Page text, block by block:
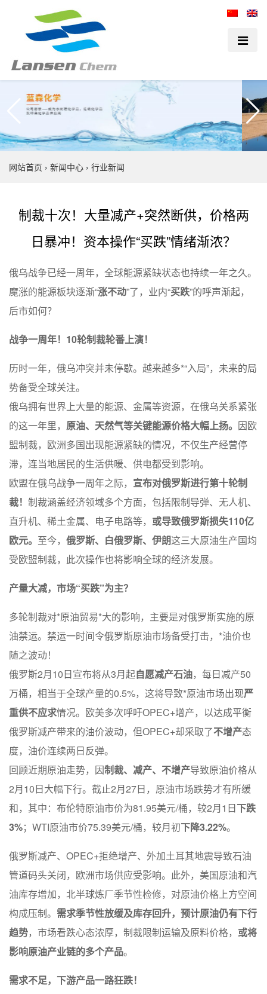
网站首页 › 新闻中心 › 行业新闻
制裁十次！大量减产+突然断供，价格两
日暴冲！资本操作“买跌”情绪渐浓？
俄乌战争已经一周年，全球能源紧缺状态也持续一年之久。
魔涨的能源板块逐渐“涨不动”了，业内“买跌”的呼声渐起，
后市如何？
战争一周年！10轮制裁轮番上演！
历时一年，俄乌冲突并未停歇。越来越多*“入局”，未来的局
势备受全球关注。
俄乌拥有世界上大量的能源、金属等资源，在俄乌关系紧张
的这一年里， 原油、天然气等关键能源价格大幅上扬。 因欧
盟制裁，欧洲多国出现能源紧缺的情况，不仅生产经营停
滞，连当地居民的生活供暖、供电都受到影响。
欧盟在俄乌战争一周年之际， 宣布对俄罗斯进行第十轮制
裁！ 制裁涵盖经济领域多个方面，包括限制导弹、无人机、
直升机、稀土金属、电子电路等， 或导致俄罗斯损失110亿
欧元。 至今， 俄罗斯、白俄罗斯、伊朗这三大原油生产国均
受欧盟制裁，此次操作也将影响全球的经济发展。
产量大减，市场“买跌”为主？
多轮制裁对*原油贸易*大的影响，主要是对俄罗斯实施的原
油禁运。禁运一时间令俄罗斯原油市场备受打击，*油价也
随之波动！
俄罗斯2月10日宣布将从3月起自愿减产石油，每日减产50
万桶，相当于全球产量的0.5%，这将导致*原油市场出现严
重供不应求情况。欧美多次呼吁OPEC+增产，以达成平衡
俄罗斯减产带来的油价波动，但OPEC+却采取了不增产态
度，油价连续两日反弹。
回顾近期原油走势，因制裁、减产、不增产导致原油价格从
2月10日大幅下行。截止2月27日，原油市场跌势才有所缓
和，其中：布伦特原油市价为81.95美元/桶，较2月1日下跌
3%；WTI原油市价75.39美元/桶，较月初下降3.22%。
俄罗斯减产、OPEC+拒绝增产、外加土耳其地震导致石油
管道码头关闭，欧洲市场供应受影响。此外，美国原油和汽
油库存增加，北半球炼厂季节性检修，对原油价格上方空间
构成压制。 需求季节性放缓及库存回升，预计原油仍有下行
趋势，市场看跌心态浓厚，制裁限制运输及原料价格， 或将
影响原油产业链的多个产品。
需求不足，下游产品一路狂跌！